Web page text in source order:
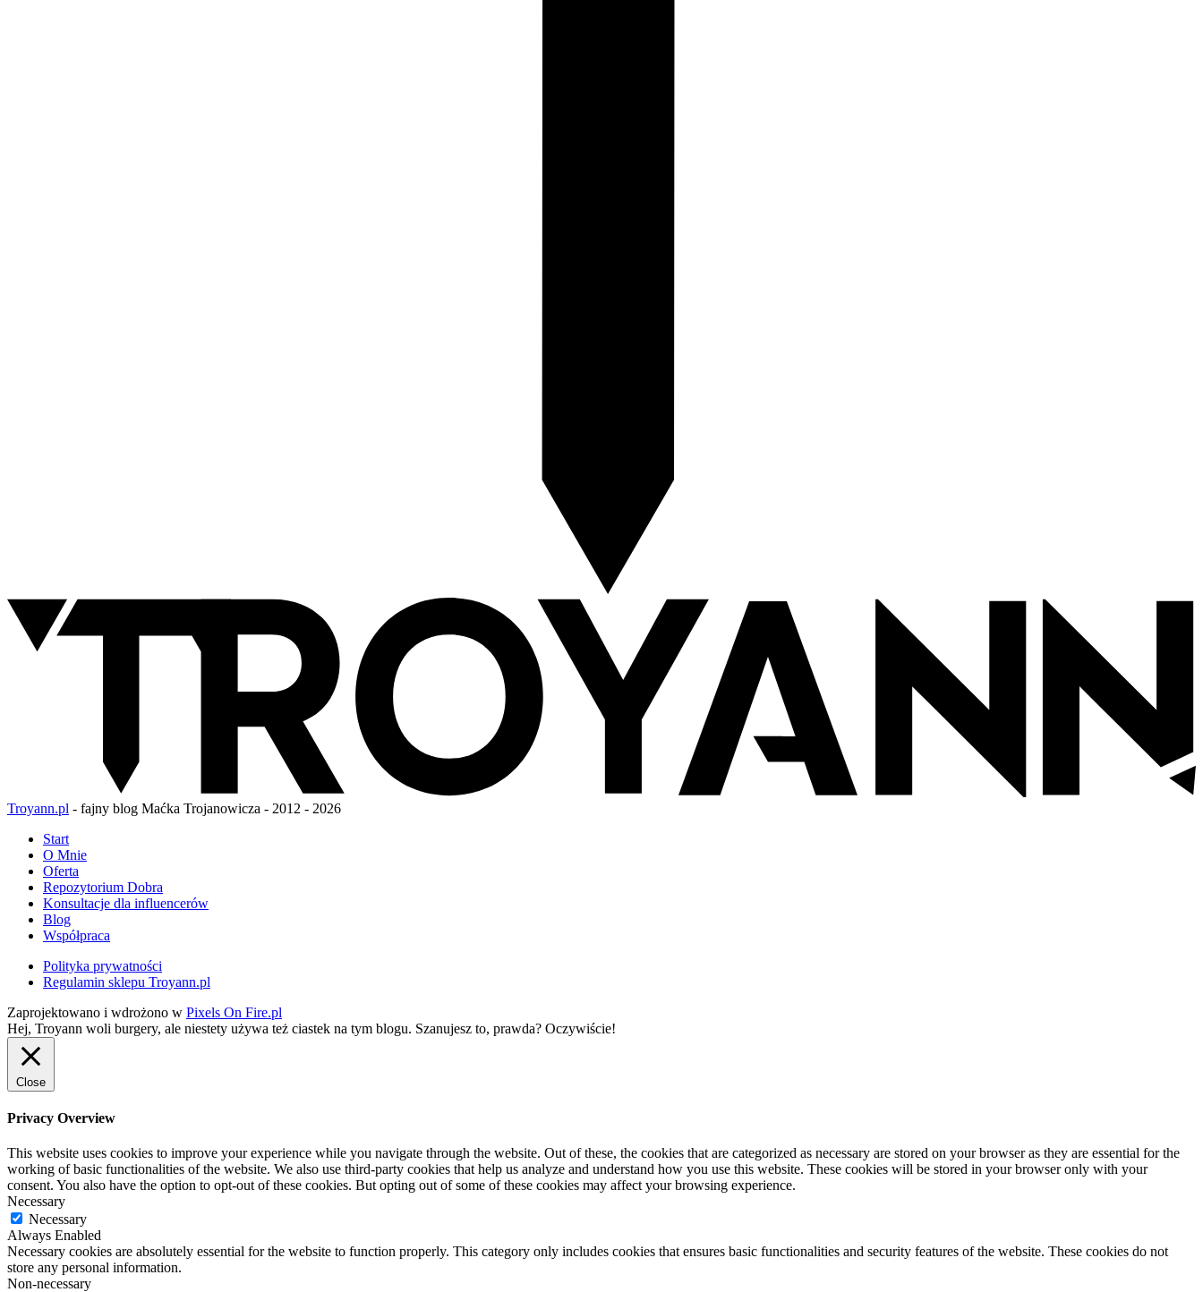
Troyann.pl - fajny blog Maćka Trojanowicza - 2012 - 2026
Start
O Mnie
Oferta
Repozytorium Dobra
Konsultacje dla influencerów
Blog
Współpraca
Polityka prywatności
Regulamin sklepu Troyann.pl
Zaprojektowano i wdrożono w Pixels On Fire.pl
Hej, Troyann woli burgery, ale niestety używa też ciastek na tym blogu. Szanujesz to, prawda? Oczywiście!
Close
Privacy Overview
This website uses cookies to improve your experience while you navigate through the website. Out of these, the cookies that are categorized as necessary are stored on your browser as they are essential for the
working of basic functionalities of the website. We also use third-party cookies that help us analyze and understand how you use this website. These cookies will be stored in your browser only with your
consent. You also have the option to opt-out of these cookies. But opting out of some of these cookies may affect your browsing experience.
Necessary
Necessary
Always Enabled
Necessary cookies are absolutely essential for the website to function properly. This category only includes cookies that ensures basic functionalities and security features of the website. These cookies do not
store any personal information.
Non-necessary